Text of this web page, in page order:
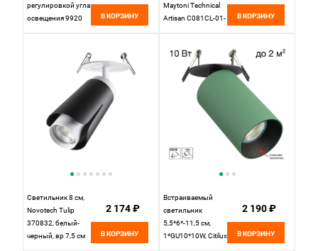
регулировкой угла
освещения 9920
Elektrostandard, вр
В КОРЗИНУ
Maytoni Technical
Artisan C081CL-01-
В КОРЗИНУ
Светильник 8 см,
Novotech Tulip
370832, белый-
черный, вр 7,5 см
2 174 ₽
В КОРЗИНУ
Встраиваемый
светильник
5,5*6*-11,5 см,
1*GU10*10W, Citilux
2 190 ₽
В КОРЗИНУ